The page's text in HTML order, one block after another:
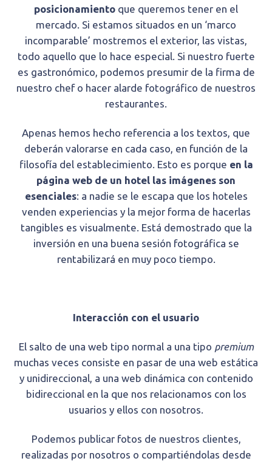
posicionamiento que queremos tener en el
mercado. Si estamos situados en un ‘marco
incomparable’ mostremos el exterior, las vistas,
todo aquello que lo hace especial. Si nuestro fuerte
es gastronómico, podemos presumir de la firma de
nuestro chef o hacer alarde fotográfico de nuestros
restaurantes.
Apenas hemos hecho referencia a los textos, que
deberán valorarse en cada caso, en función de la
filosofía del establecimiento. Esto es porque en la
página web de un hotel las imágenes son
esenciales: a nadie se le escapa que los hoteles
venden experiencias y la mejor forma de hacerlas
tangibles es visualmente. Está demostrado que la
inversión en una buena sesión fotográfica se
rentabilizará en muy poco tiempo.
Interacción con el usuario
El salto de una web tipo normal a una tipo premium
muchas veces consiste en pasar de una web estática
y unidireccional, a una web dinámica con contenido
bidireccional en la que nos relacionamos con los
usuarios y ellos con nosotros.
Podemos publicar fotos de nuestros clientes,
realizadas por nosotros o compartiéndolas desde